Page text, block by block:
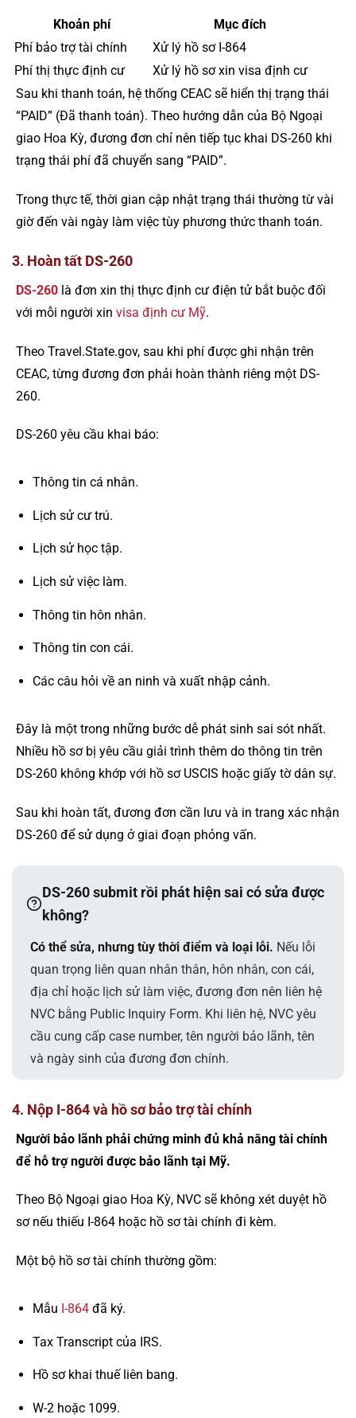
Khoản phí
Mục đích
Phí bảo trợ tài chính
Xử lý hồ sơ I-864
Phí thị thực định cư
Xử lý hồ sơ xin visa định cư
Sau khi thanh toán, hệ thống CEAC sẽ hiển thị trạng thái
“PAID” (Đã thanh toán). Theo hướng dẫn của Bộ Ngoại
giao Hoa Kỳ, đương đơn chỉ nên tiếp tục khai DS-260 khi
trạng thái phí đã chuyển sang “PAID”.
Trong thực tế, thời gian cập nhật trạng thái thường từ vài
giờ đến vài ngày làm việc tùy phương thức thanh toán.
3. Hoàn tất DS-260
DS-260 là đơn xin thị thực định cư điện tử bắt buộc đối
với mỗi người xin visa định cư Mỹ.
Theo Travel.State.gov, sau khi phí được ghi nhận trên
CEAC, từng đương đơn phải hoàn thành riêng một DS-
260.
DS-260 yêu cầu khai báo:
Thông tin cá nhân.
Lịch sử cư trú.
Lịch sử học tập.
Lịch sử việc làm.
Thông tin hôn nhân.
Thông tin con cái.
Các câu hỏi về an ninh và xuất nhập cảnh.
Đây là một trong những bước dễ phát sinh sai sót nhất.
Nhiều hồ sơ bị yêu cầu giải trình thêm do thông tin trên
DS-260 không khớp với hồ sơ USCIS hoặc giấy tờ dân sự.
Sau khi hoàn tất, đương đơn cần lưu và in trang xác nhận
DS-260 để sử dụng ở giai đoạn phỏng vấn.
DS-260 submit rồi phát hiện sai có sửa được
không?
Có thể sửa, nhưng tùy thời điểm và loại lỗi. Nếu lỗi
quan trọng liên quan nhân thân, hôn nhân, con cái,
địa chỉ hoặc lịch sử làm việc, đương đơn nên liên hệ
NVC bằng Public Inquiry Form. Khi liên hệ, NVC yêu
cầu cung cấp case number, tên người bảo lãnh, tên
và ngày sinh của đương đơn chính.
4. Nộp I-864 và hồ sơ bảo trợ tài chính
Người bảo lãnh phải chứng minh đủ khả năng tài chính
để hỗ trợ người được bảo lãnh tại Mỹ.
Theo Bộ Ngoại giao Hoa Kỳ, NVC sẽ không xét duyệt hồ
sơ nếu thiếu I-864 hoặc hồ sơ tài chính đi kèm.
Một bộ hồ sơ tài chính thường gồm:
Mẫu I-864đã ký.
Tax Transcript của IRS.
Hồ sơ khai thuế liên bang.
W-2 hoặc 1099.